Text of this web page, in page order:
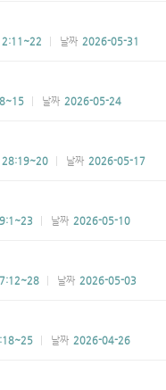
2:11~22 날짜 2026-05-31
날짜 2026-05-24
28:19~20 날짜 2026-05-17
날짜 2026-05-10
날짜 2026-05-03
날짜 2026-04-26